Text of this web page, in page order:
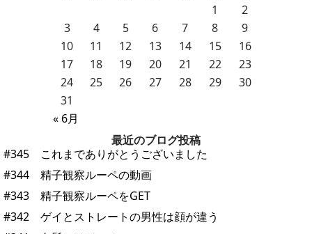
« 6月
1
2
3
4 5 6 7 8
9
10
11 12 13 14 15
16
17
18 19 20 21 22
23
24
25 26 27 28 29
30
31
最近のブログ投稿
#345 これまでありがとうございました
#344 精子観察ルーペの動画
#343 精子観察ルーペをGET
#342 ゲイとストレートの男性は顔が違う